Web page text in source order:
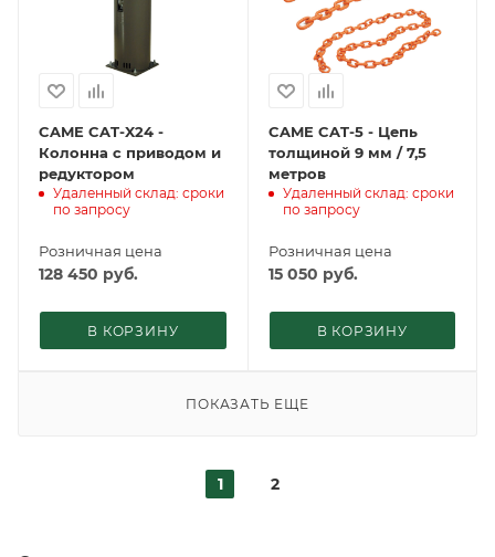
CAME CAT-X24 -
Колонна с приводом и
редуктором
Удаленный склад: сроки
по запросу
Розничная цена
128 450 руб.
В КОРЗИНУ
CAME CAT-5 - Цепь
толщиной 9 мм / 7,5
метров
Удаленный склад: сроки
по запросу
Розничная цена
15 050 руб.
В КОРЗИНУ
ПОКАЗАТЬ ЕЩЕ
1 2